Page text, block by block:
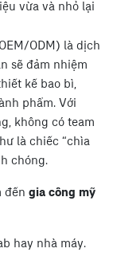
vừa và nhỏ lại
ODM) là dịch
sẽ đảm nhiệm
kế bao bì,
phẩm. Với
không có team
là chiếc “chìa
chóng.
đến gia công mỹ
hay nhà máy.